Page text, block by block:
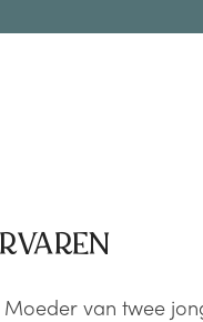
Moeder van twee